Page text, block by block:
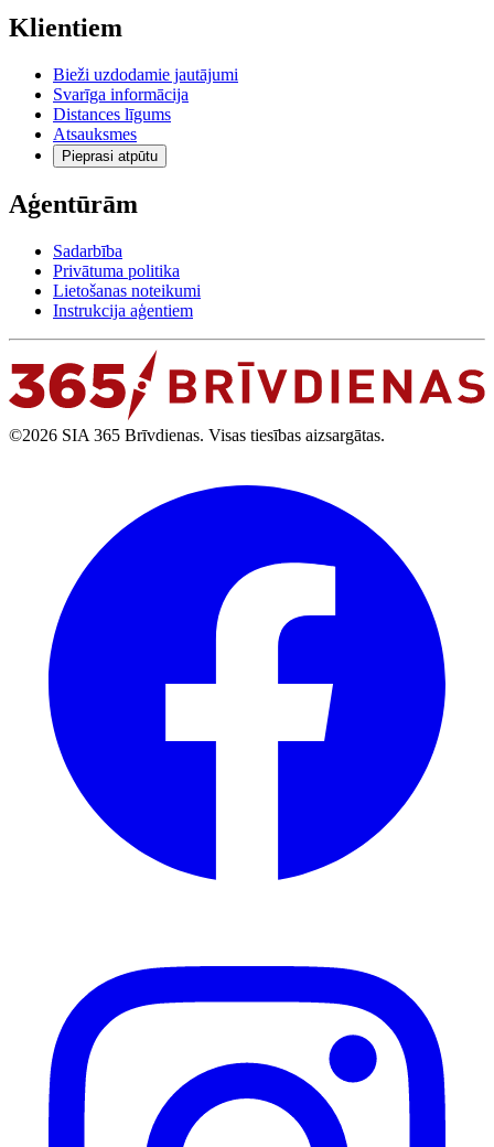
Klientiem
Bieži uzdodamie jautājumi
Svarīga informācija
Distances līgums
Atsauksmes
Pieprasi atpūtu
Aģentūrām
Sadarbība
Privātuma politika
Lietošanas noteikumi
Instrukcija aģentiem
©2026 SIA 365 Brīvdienas. Visas tiesības aizsargātas.